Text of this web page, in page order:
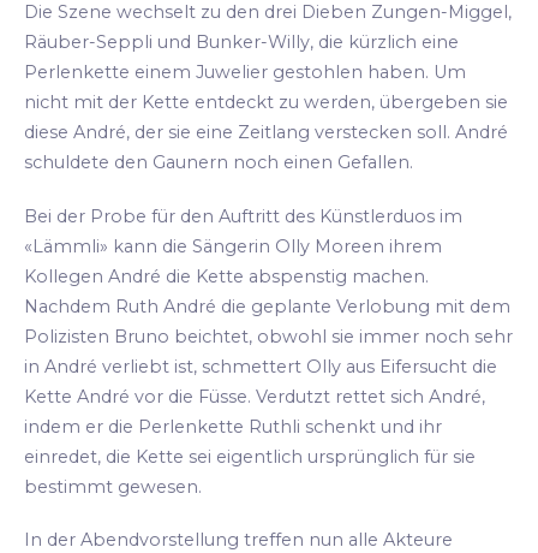
Die Szene wechselt zu den drei Dieben Zungen-Miggel,
Räuber-Seppli und Bunker-Willy, die kürzlich eine
Perlenkette einem Juwelier gestohlen haben. Um
nicht mit der Kette entdeckt zu werden, übergeben sie
diese André, der sie eine Zeitlang verstecken soll. André
schuldete den Gaunern noch einen Gefallen.
Bei der Probe für den Auftritt des Künstlerduos im
«Lämmli» kann die Sängerin Olly Moreen ihrem
Kollegen André die Kette abspenstig machen.
Nachdem Ruth André die geplante Verlobung mit dem
Polizisten Bruno beichtet, obwohl sie immer noch sehr
in André verliebt ist, schmettert Olly aus Eifersucht die
Kette André vor die Füsse. Verdutzt rettet sich André,
indem er die Perlenkette Ruthli schenkt und ihr
einredet, die Kette sei eigentlich ursprünglich für sie
bestimmt gewesen.
In der Abendvorstellung treffen nun alle Akteure